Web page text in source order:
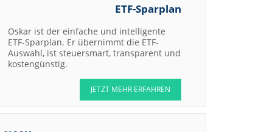
ETF-Sparplan
Oskar ist der einfache und intelligente
ETF-Sparplan. Er übernimmt die ETF-
Auswahl, ist steuersmart, transparent und
kostengünstig.
JETZT MEHR ERFAHREN